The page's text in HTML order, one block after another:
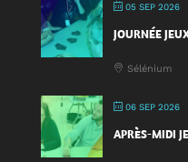
05 SEP 2026
JOURNÉE
Sélénium
06 SEP 2026
APRÈS-MIDI